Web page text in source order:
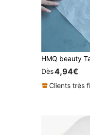
Dès4,94€
Clients très